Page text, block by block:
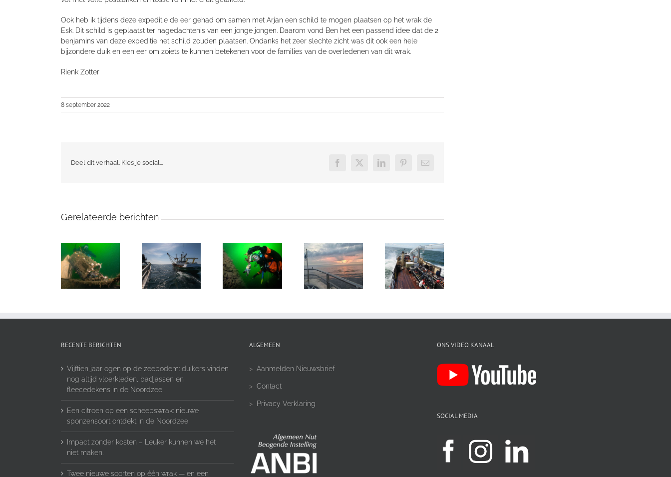
Ook heb ik tijdens deze expeditie de eer gehad om samen met Arjan een schil d te mogen plaatsen op het wrak de
Esk. Dit schil d is geplaatst ter nagedachtenis van een jonge jongen. Daarom vond Ben het een passend idee dat de 2
benjamins van deze expeditie het schil d zouden plaatsen. Ondanks het zeer slechte zicht was dit ook een hele
bijzondere duik en een eer om zoiets te kunnen betekenen voor de families van de overledenen van dit wrak.
Rienk Zotter
8 september 2022
Deel dit verhaal. Kies je social... Facebook
X LinkedInPinterest
E-
Gerelateerde berichten
RECENTE BERICHTEN
Vijftien jaar ogen op de zeebodem: duikers vinden
nog altijd vloerkleden, badjassen en
fleecedekens in de Noordzee
Een citroen op een scheepswrak: nieuwe
sponzensoort ontdekt in de Noordzee
Impact zonder kosten – Leuker kunnen we het
niet maken.
Twee nieuwe soorten op één wrak — en een
ALGEMEEN
> Aanmelden Nieuwsbrief
> Contact
> Privacy Verklaring
ONS VIDEO KANAAL
SOCIAL MEDIA